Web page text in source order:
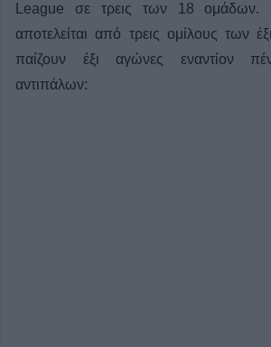
League σε τρεις των 18
αποτελείται από τρεις ομίλους των
παίζουν έξι αγώνες εναντίον
αντιπάλων: